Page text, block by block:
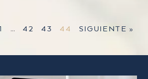
… 42 43 44 SIGUIENTE »